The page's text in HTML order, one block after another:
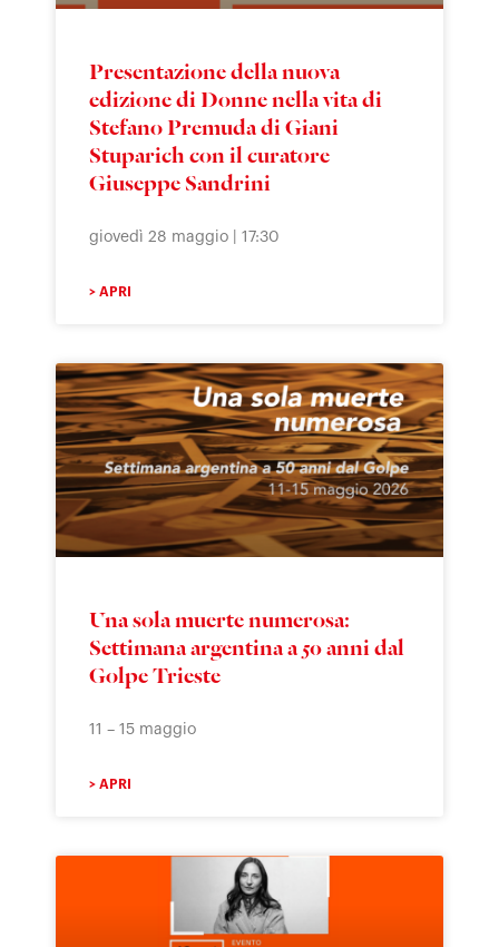
Presentazione della nuova
edizione di Donne nella vita di
Stefano Premuda di Giani
Stuparich con il curatore
Giuseppe Sandrini
giovedì 28 maggio | 17:30
> APRI
Una sola muerte numerosa:
Settimana argentina a 50 anni dal
Golpe Trieste
11 – 15 maggio
> APRI